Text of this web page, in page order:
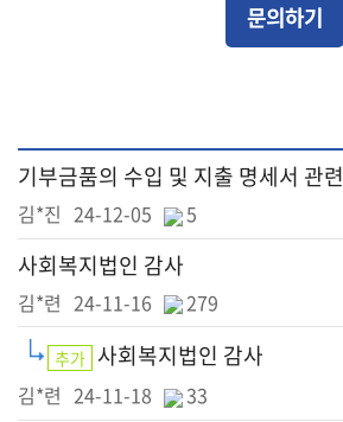
문의하기
기부금품의 수입 및 지출 명세서 관련
김*진 24-12-05 5
사회복지법인 감사
김*련 24-11-16 279
추가 사회복지법인 감사
김*련 24-11-18 33